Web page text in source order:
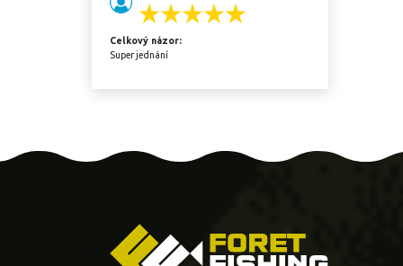
Celkový názor:
Super jednání